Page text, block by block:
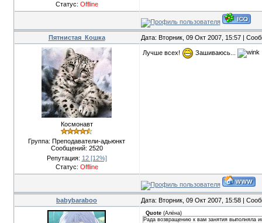
Статус: Offline
Пятнистая_Кошка Дата: Вторник, 09 Окт 2007, 15:57 |
Космонавт
Группа: Преподаватели-адьюнкт
Сообщений: 2520
Репутация: 12 [12%]
Статус: Offline
Лучше всех! Зашиваюсь...
babybaraboo Дата: Вторник, 09 Окт 2007, 15:58 |
Quote(Алёна)
Рада возвращению к вам занятия выполняла